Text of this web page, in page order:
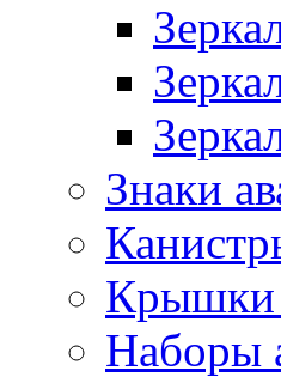
Знаки
Крышки
Наборы